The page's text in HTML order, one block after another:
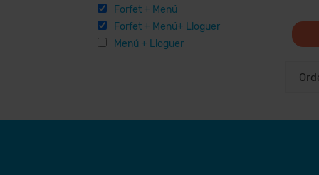
Forfet + Menú
Forfet + Menú+ Lloguer
Menú + Lloguer
de